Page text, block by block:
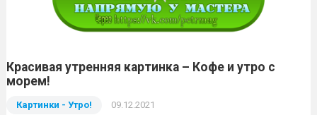
Красивая утренняя картинка – Кофе и утро с
морем!
Картинки - Утро! 09.12.2021